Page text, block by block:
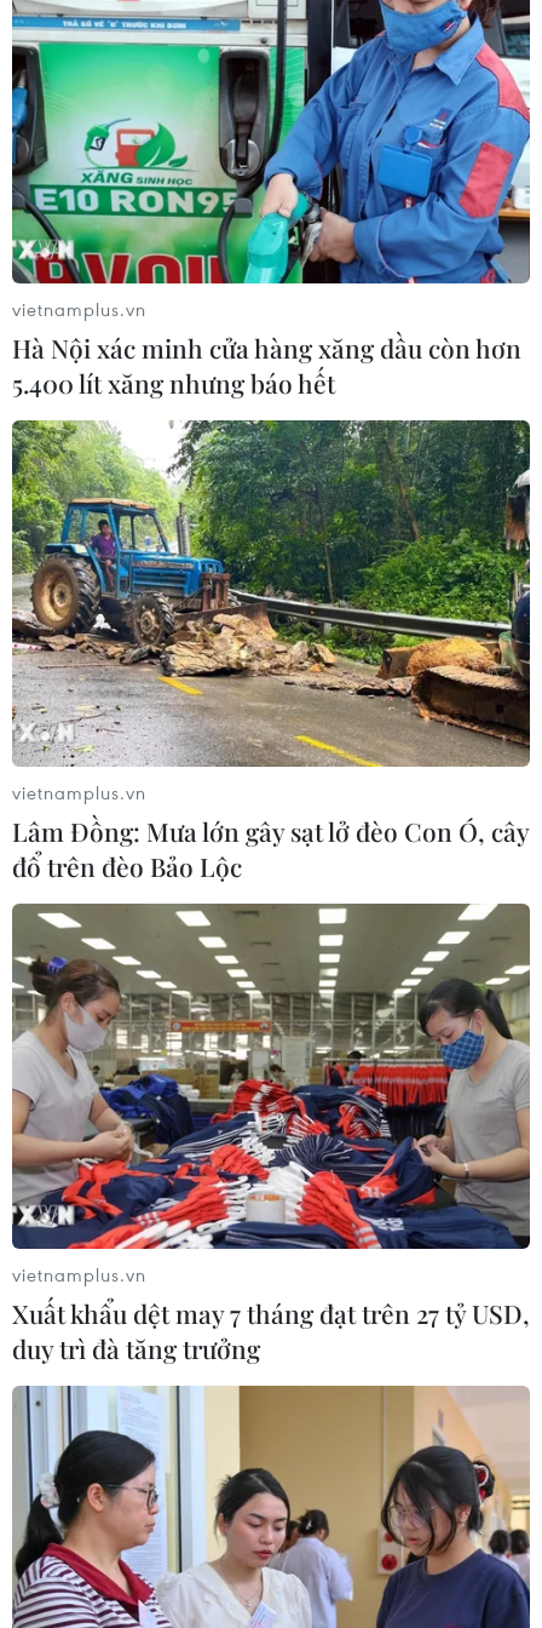
TIN CÙNG CHUYÊN MỤC
Iran ra điều kiện yêu cầu Mỹ rút
quân, bồi thường để mở lại eo biển
Hormuz
09/08/2026 07:08
Tổng thống Iran nhấn mạnh Tehran
sẽ không bị ép buộc phải đầu hàng
vietnamplus.vn
Hà Nội xác minh cửa hàng xăng dầu còn hơn
5.400 lít xăng nhưng báo hết
vietnamplus.vn
Lâm Đồng: Mưa lớn gây sạt lở đèo Con Ó, cây
đổ trên đèo Bảo Lộc
vietnamplus.vn
Xuất khẩu dệt may 7 tháng đạt trên 27 tỷ USD,
duy trì đà tăng trưởng